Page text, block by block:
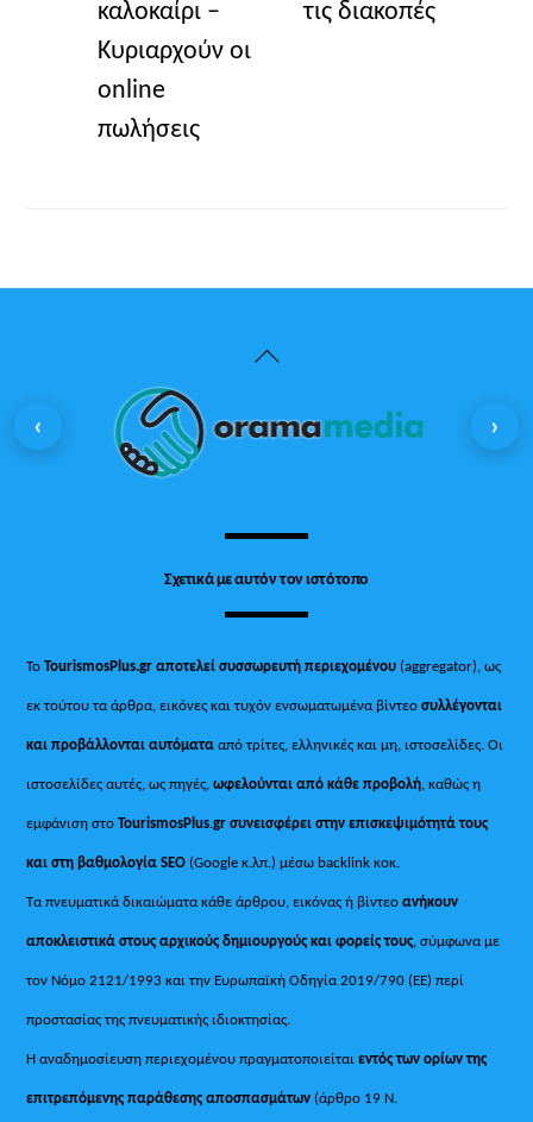
καλοκαίρι –
Κυριαρχούν οι
online
πωλήσεις
τις διακοπές
Back
Top
Σχετικά με αυτόν τον ιστότοπο
ΤοTourismosPlus.gr αποτελεί συσσωρευτή περιεχομένου (aggregator), ως
εκ τούτου τα άρθρα, εικόνες και τυχόν ενσωματωμένα βίντεοσυλλέγονται
και προβάλλονται αυτόματααπό τρίτες, ελληνικές και μη, ιστοσελίδες. Οι
ιστοσελίδες αυτές, ως πηγές,ωφελούνται από κάθε προβολή, καθώς η
εμφάνιση στοTourismosPlus.gr συνεισφέρει στην επισκεψιμότητά τους
και στη βαθμολογία SEO (Google κ.λπ.) μέσω backlink κοκ.
Τα πνευματικά δικαιώματα κάθε άρθρου, εικόνας ή βίντεοανήκουν
αποκλειστικά στους αρχικούς δημιουργούς και φορείς τους, σύμφωνα με
τον Νόμο 2121/1993 και την Ευρωπαϊκή Οδηγία 2019/790 (ΕΕ) περί
προστασίας της πνευματικής ιδιοκτησίας.
Η αναδημοσίευση περιεχομένου πραγματοποιείταιεντός των ορίων της
επιτρεπόμενης παράθεσης αποσπασμάτων (άρθρο 19 Ν.
‹ ›